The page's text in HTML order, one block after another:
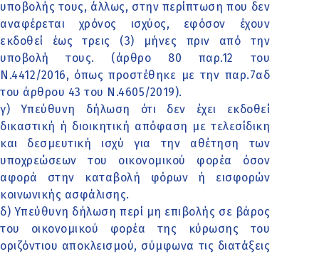
υποβολής τους, άλλως, στην περίπτωση που δεν
αναφέρεται χρόνος ισχύος, εφόσον έχουν
εκδοθεί έως τρεις (3) μήνες πριν από την
υποβολή τους. (άρθρο 80 παρ.12 του
Ν.4412/2016, όπως προστέθηκε με την παρ.7αδ
του άρθρου 43 του Ν.4605/2019).
γ) Υπεύθυνη δήλωση ότι δεν έχει εκδοθεί
δικαστική ή διοικητική απόφαση με τελεσίδικη
και δεσμευτική ισχύ για την αθέτηση των
υποχρεώσεων του οικονομικού φορέα όσον
αφορά στην καταβολή φόρων ή εισφορών
κοινωνικής ασφάλισης.
δ) Υπεύθυνη δήλωση περί μη επιβολής σε βάρος
του οικονομικού φορέα της κύρωσης του
οριζόντιου αποκλεισμού, σύμφωνα τις διατάξεις